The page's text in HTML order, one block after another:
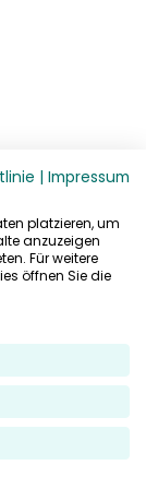
| Impressum
platzieren, um
anzuzeigen
Für weitere
öffnen Sie die